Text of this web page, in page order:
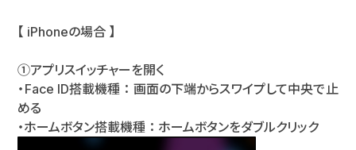
【 iPhoneの場合 】
①アプリスイッチャーを開く
・Face ID搭載機種 ： 画面の下端からスワイプして中央で止
める
・ホームボタン搭載機種 ： ホームボタンをダブルクリック